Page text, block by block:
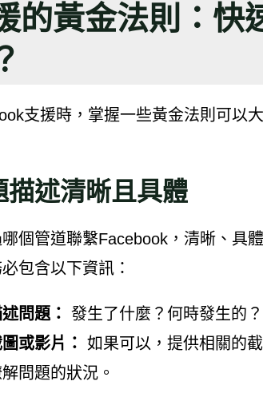
的黃金法則：快
支援時，掌握一些黃金法則可以
描述清晰且具體
個管道聯繫Facebook，清晰、具
包含以下資訊：
問題： 發生了什麼？何時發生的？
或影片： 如果可以，提供相關的
問題的狀況。